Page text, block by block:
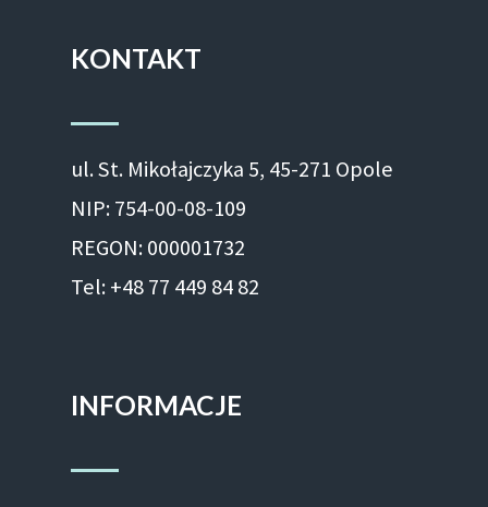
KONTAKT
ul. St. Mikołajczyka 5, 45-271 Opole
NIP: 754-00-08-109
REGON: 000001732
Tel: +48 77 449 84 82
INFORMACJE